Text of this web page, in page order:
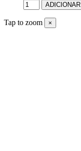
ADICIONAR
Tap to zoom ×